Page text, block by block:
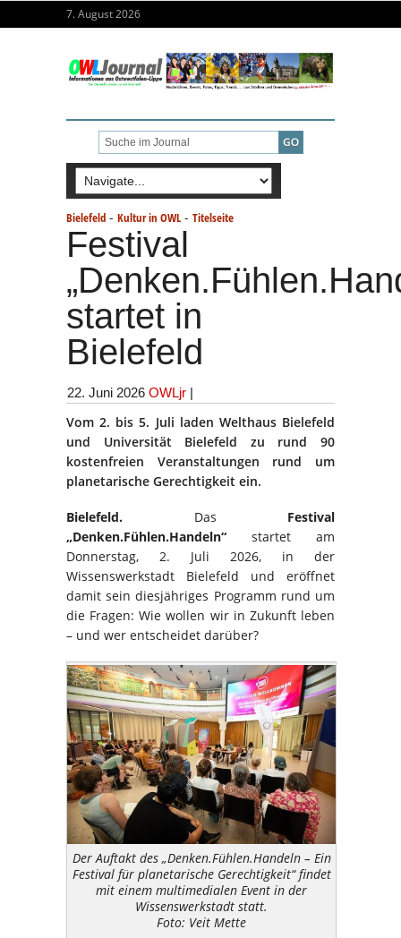
7. August 2026
Bielefeld - Kultur in OWL - Titelseite
Festival
startet in
Bielefeld
22. Juni 2026 OWLjr |
Vom 2. bis 5. Juli laden Welthaus Bielefeld
und Universität Bielefeld zu rund 90
kostenfreien Veranstaltungen rund um
planetarische Gerechtigkeit ein.
Bielefeld. Das Festival
„Denken.Fühlen.Handeln“ startet am
Donnerstag, 2. Juli 2026, in der
Wissenswerkstadt Bielefeld und eröffnet
damit sein diesjähriges Programm rund um
die Fragen: Wie wollen wir in Zukunft leben
– und wer entscheidet darüber?
Der Auftakt des „Denken.Fühlen.Handeln – Ein
Festival für planetarische Gerechtigkeit“ findet
mit einem multimedialen Event in der
Wissenswerkstadt statt.
Foto: Veit Mette